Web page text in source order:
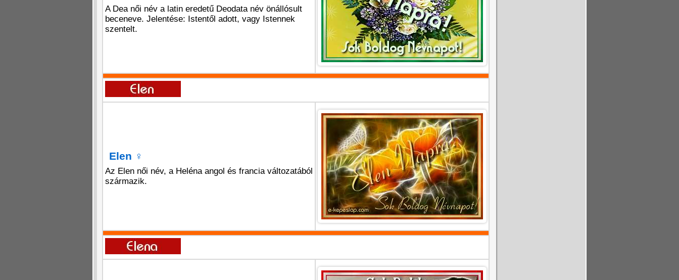
A Dea női név a latin eredetű Deodata név önállósult
beceneve. Jelentése: Istentől adott, vagy Istennek
szentelt.
Elen ♀
Az Elen női név, a Heléna angol és francia változatából
származik.